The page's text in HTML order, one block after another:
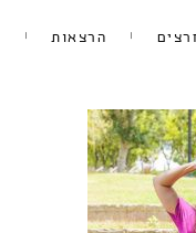
הרצאות